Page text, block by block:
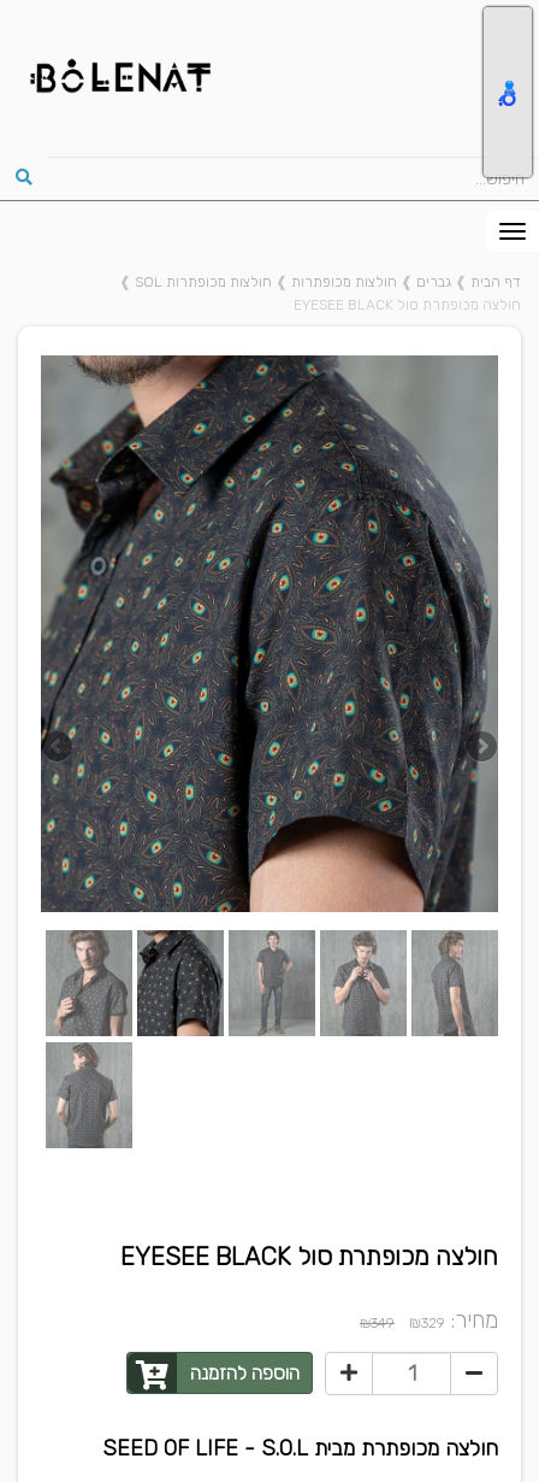
דף הבית ❱ גברים ❱ חולצות מכופתרות ❱ חולצות מכופתרות SOL
❱
חולצה מכופתרת סול EYESEE BLACK
חולצה מכופתרת סול EYESEE BLACK
מחיר: ₪329
₪349
הוספה להזמנה
חולצה מכופתרת מבית SEED OF LIFE - S.O.L